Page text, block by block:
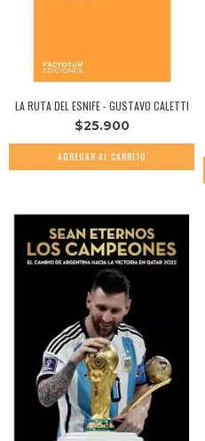
LA RUTA DEL ESNIFE - GUSTAVO CALETTI
$25.900